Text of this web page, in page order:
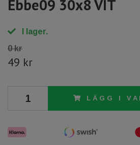
Ebbe09 30x8 VIT
I lager.
0 kr
49 kr
LÄGG I